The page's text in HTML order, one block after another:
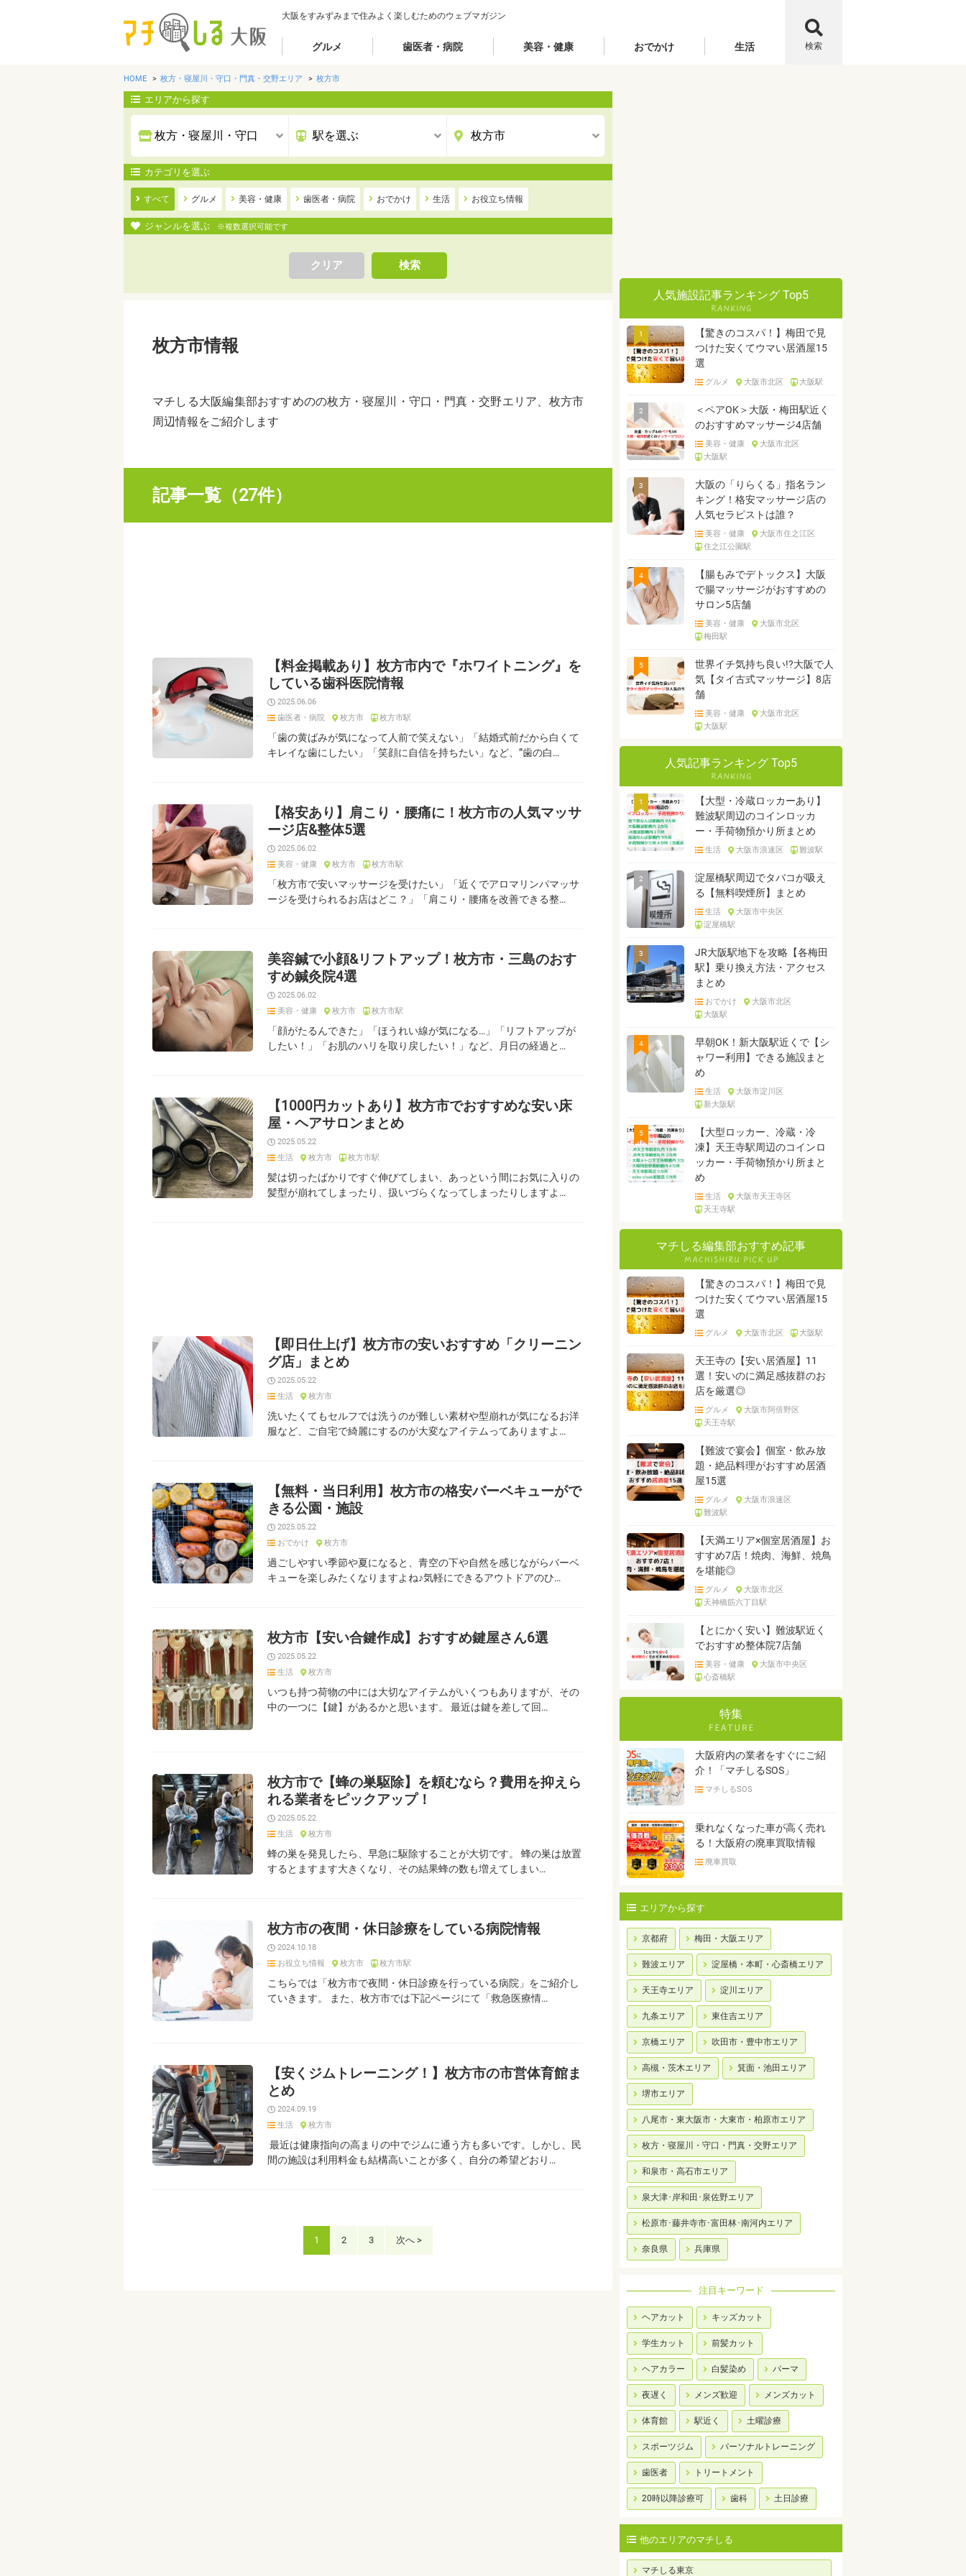
大阪をすみずみまで住みよく楽しむためのウェブマガジン
グルメ 歯医者・病院 美容・健康 おでかけ 生活 検索
HOME 枚方・寝屋川・守口・門真・交野エリア 枚方市
エリアから探す
カテゴリを選ぶ
すべて グルメ 美容・健康 歯医者・病院 おでかけ 生活 お役立ち情報
ジャンルを選ぶ ※複数選択可能です
クリア 検索
枚方市情報
マチしる大阪編集部おすすめのの枚方・寝屋川・守口・門真・交野エリア、枚方市
周辺情報をご紹介します
記事一覧（27件）
【料金掲載あり】枚方市内で『ホワイトニング』を
している歯科医院情報
2025.06.06
歯医者・病院
枚方市 枚方市駅
「歯の黄ばみが気になって人前で笑えない」「結婚式前だから白くて
キレイな歯にしたい」「笑顔に自信を持ちたい」など、”歯の白…
【格安あり】肩こり・腰痛に！枚方市の人気マッサ
ージ店&整体5選
2025.06.02
美容・健康
枚方市 枚方市駅
「枚方市で安いマッサージを受けたい」「近くでアロマリンパマッサ
ージを受けられるお店はどこ？」「肩こり・腰痛を改善できる整…
美容鍼で小顔&リフトアップ！枚方市・三島のおす
すめ鍼灸院4選
2025.06.02
美容・健康
枚方市 枚方市駅
「顔がたるんできた」「ほうれい線が気になる…」「リフトアップが
したい！」「お肌のハリを取り戻したい！」など、月日の経過と…
【1000円カットあり】枚方市でおすすめな安い床
屋・ヘアサロンまとめ
2025.05.22
生活
枚方市 枚方市駅
髪は切ったばかりですぐ伸びてしまい、あっという間にお気に入りの
髪型が崩れてしまったり、扱いづらくなってしまったりしますよ…
【即日仕上げ】枚方市の安いおすすめ「クリーニン
グ店」まとめ
2025.05.22
生活
枚方市
洗いたくてもセルフでは洗うのが難しい素材や型崩れが気になるお洋
服など、ご自宅で綺麗にするのが大変なアイテムってありますよ…
【無料・当日利用】枚方市の格安バーベキューがで
きる公園・施設
2025.05.22
おでかけ
枚方市
過ごしやすい季節や夏になると、青空の下や自然を感じながらバーベ
キューを楽しみたくなりますよね♪気軽にできるアウトドアのひ…
枚方市【安い合鍵作成】おすすめ鍵屋さん6選
2025.05.22
生活
枚方市
いつも持つ荷物の中には大切なアイテムがいくつもありますが、その
中の一つに【鍵】があるかと思います。 最近は鍵を差して回…
枚方市で【蜂の巣駆除】を頼むなら？費用を抑えら
れる業者をピックアップ！
2025.05.22
生活
枚方市
蜂の巣を発見したら、早急に駆除することが大切です。 蜂の巣は放置
するとますます大きくなり、その結果蜂の数も増えてしまい…
枚方市の夜間・休日診療をしている病院情報
2024.10.18
お役立ち情報
枚方市 枚方市駅
こちらでは「枚方市で夜間・休日診療を行っている病院」をご紹介し
ていきます。 また、枚方市では下記ページにて「救急医療情…
【安くジムトレーニング！】枚方市の市営体育館ま
とめ
2024.09.19
生活
枚方市
最近は健康指向の高まりの中でジムに通う方も多いです。しかし、民
間の施設は利用料金も結構高いことが多く、自分の希望どおり…
1 2 3 次へ >
人気施設記事ランキング Top5
1
【驚きのコスパ！】梅田で見
つけた安くてウマい居酒屋15
選
グルメ 大阪市北区 大阪駅
2
＜ペアOK＞大阪・梅田駅近く
のおすすめマッサージ4店舗
美容・健康
大阪市北区
大阪駅
3
大阪の「りらくる」指名ラン
キング！格安マッサージ店の
人気セラピストは誰？
美容・健康
大阪市住之江区
住之江公園駅
4
【腸もみでデトックス】大阪
で腸マッサージがおすすめの
サロン5店舗
美容・健康
大阪市北区
梅田駅
5
世界イチ気持ち良い!?大阪で人
気【タイ古式マッサージ】8店
舗
美容・健康
大阪市北区
大阪駅
人気記事ランキング Top5
1
【大型・冷蔵ロッカーあり】
難波駅周辺のコインロッカ
ー・手荷物預かり所まとめ
生活 大阪市浪速区 難波駅
2
淀屋橋駅周辺でタバコが吸え
る【無料喫煙所】まとめ
生活
大阪市中央区
淀屋橋駅
3
JR大阪駅地下を攻略【各梅田
駅】乗り換え方法・アクセス
まとめ
おでかけ
大阪市北区
大阪駅
4
早朝OK！新大阪駅近くで【シ
ャワー利用】できる施設まと
め
生活
大阪市淀川区
新大阪駅
5
【大型ロッカー、冷蔵・冷
凍】天王寺駅周辺のコインロ
ッカー・手荷物預かり所まと
め
生活
大阪市天王寺区
天王寺駅
マチしる編集部おすすめ記事
【驚きのコスパ！】梅田で見
つけた安くてウマい居酒屋15
選
グルメ 大阪市北区 大阪駅
天王寺の【安い居酒屋】11
選！安いのに満足感抜群のお
店を厳選◎
グルメ
大阪市阿倍野区
天王寺駅
【難波で宴会】個室・飲み放
題・絶品料理がおすすめ居酒
屋15選
グルメ
大阪市浪速区
難波駅
【天満エリア×個室居酒屋】お
すすめ7店！焼肉、海鮮、焼鳥
を堪能◎
グルメ
大阪市北区
天神橋筋六丁目駅
【とにかく安い】難波駅近く
でおすすめ整体院7店舗
美容・健康
大阪市中央区
心斎橋駅
特集
大阪府内の業者をすぐにご紹
介！「マチしるSOS」
マチしるSOS
乗れなくなった車が高く売れ
る！大阪府の廃車買取情報
廃車買取
エリアから探す
京都府 梅田・大阪エリア
難波エリア 淀屋橋・本町・心斎橋エリア
天王寺エリア 淀川エリア
九条エリア 東住吉エリア
京橋エリア 吹田市・豊中市エリア
高槻・茨木エリア 箕面・池田エリア
堺市エリア
八尾市・東大阪市・大東市・柏原市エリア
枚方・寝屋川・守口・門真・交野エリア
和泉市・高石市エリア
泉大津･岸和田･泉佐野エリア
松原市･藤井寺市･富田林･南河内エリア
奈良県 兵庫県
注目キーワード
ヘアカット キッズカット
学生カット 前髪カット
ヘアカラー 白髪染め パーマ
夜遅く メンズ歓迎 メンズカット
体育館 駅近く 土曜診療
スポーツジム パーソナルトレーニング
歯医者 トリートメント
20時以降診療可 歯科 土日診療
他のエリアのマチしる
マチしる東京